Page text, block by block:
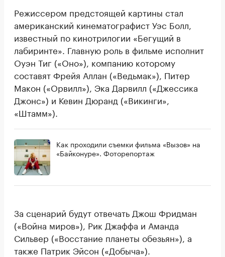
Режиссером предстоящей картины стал
американский кинематографист Уэс Болл,
известный по кинотрилогии «Бегущий в
лабиринте». Главную роль в фильме исполнит
Оуэн Тиг («Оно»), компанию которому
составят Фрейя Аллан («Ведьмак»), Питер
Макон («Орвилл»), Эка Дарвилл («Джессика
Джонс») и Кевин Дюранд («Викинги»,
«Штамм»).
Как проходили съемки фильма «Вызов» на
«Байконуре». Фоторепортаж
За сценарий будут отвечать Джош Фридман
(«Война миров»), Рик Джаффа и Аманда
Сильвер («Восстание планеты обезьян»), а
также Патрик Эйсон («Добыча»).